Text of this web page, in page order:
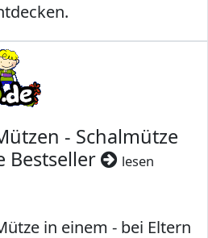
- Schalmütze
Bestseller
lesen
in einem - bei Eltern